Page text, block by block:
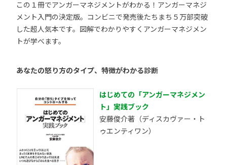
この１冊でアンガーマネジメントがわかる！アンガーマネジ
メント入門の決定版。コンビニで発売後たちまち５万部突破
した超人気本です。図解でわかりやすくアンガーマネジメン
トが学べます。
あなたの怒り方のタイプ、特徴がわかる診断
はじめての「アンガーマネジメン
ト」実践ブック
安藤俊介著（ディスカヴァー・ト
ゥエンティワン）